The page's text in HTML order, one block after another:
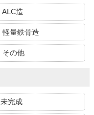
ALC造
軽量鉄骨造
その他
未完成